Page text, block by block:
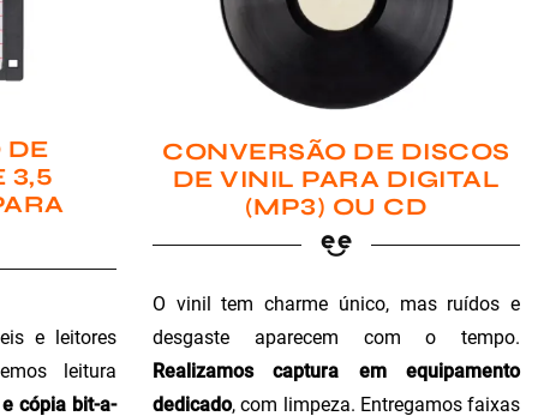
DE
3,5
e leitores
leitura
cópia bit-a-
CONVERSÃO DE DISCOS
DE VINIL PARA DIGITAL
(MP3) OU CD
O vinil tem charme único, mas ruídos e
desgaste aparecem com o tempo.
Realizamos captura em equipamento
dedicado, com limpeza. Entregamos faixas